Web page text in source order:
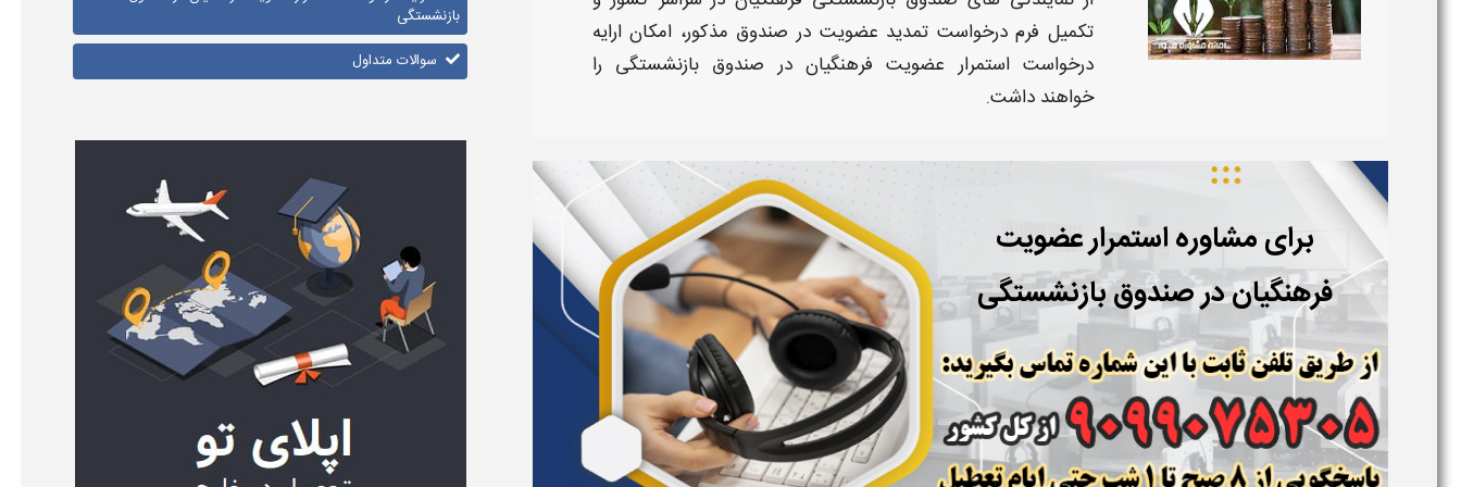
تکمیل فرم درخواست تمدید عضویت در صندوق مذکور، امکان ارایه
درخواستاستمرار عضویت فرهنگیان در صندوق بازنشستگی را
خواهند داشت.
برای مشاوره استمرار عضویت
فرهنگیان در صندوق بازنشستگی
بازنشستگی
سوالات متداول